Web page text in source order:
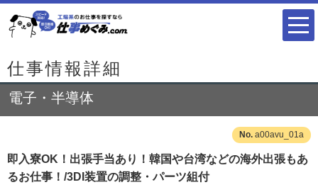
仕事情報詳細
電子・半導体
a00avu_01a
即入寮OK！出張手当あり！韓国や台湾などの海外出張もあ
るお仕事！/3DI装置の調整・パーツ組付